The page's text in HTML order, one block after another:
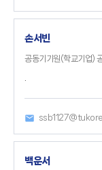
손서빈
공동기기원(학교기업)
백운서